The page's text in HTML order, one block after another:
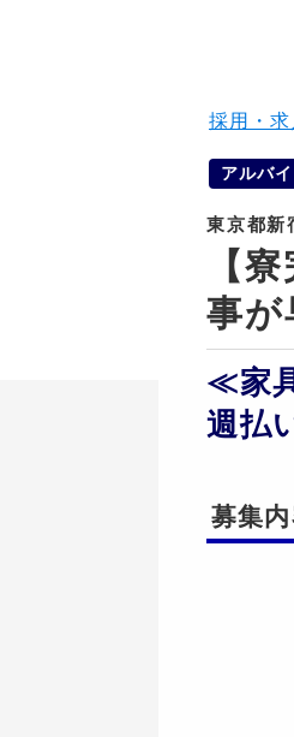
採用・
アルバ
東京都新
【
事が
≪家
週払
募集